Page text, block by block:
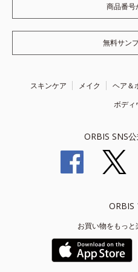
商品番号
無料サン
スキンケア メイク ヘア＆
ボディ
ORBIS SNS
ORBIS
お買い物をもっと